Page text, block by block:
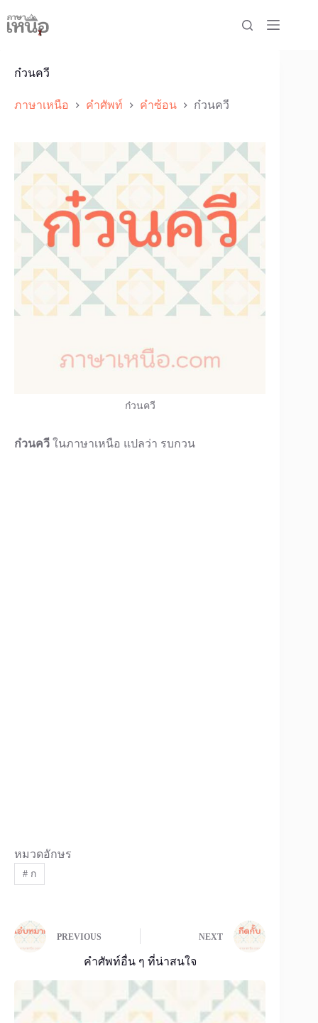
to
content
ก๋วนควี
ภาษาเหนือ คำศัพท์ คำซ้อน ก๋วนควี
ก๋วนควี
ก๋วนควี ในภาษาเหนือ แปลว่า รบกวน
หมวดอักษร
#ก
PREVIOUS NEXT
คำศัพท์อื่น ๆ ที่น่าสนใจ